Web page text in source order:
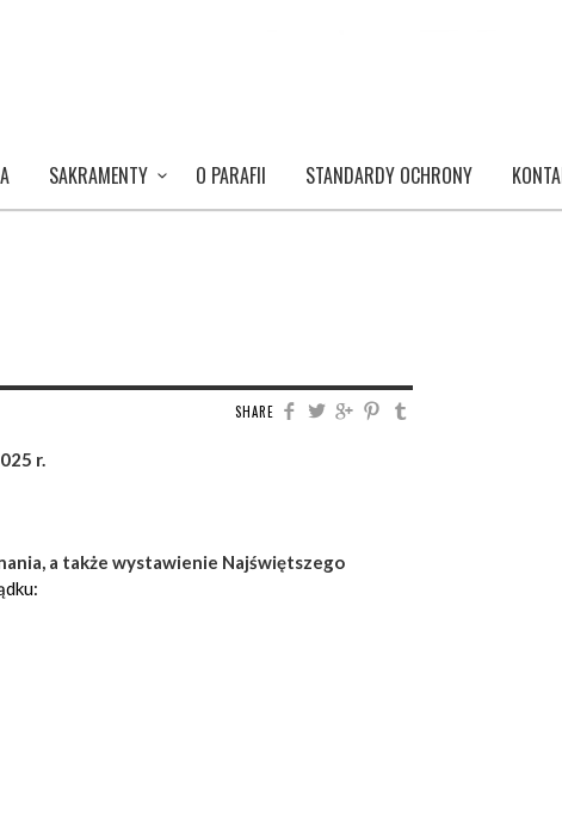
SAKRAMENTY O PARAFII STANDARDY OCHRONY
SHARE
r.
a także wystawienie Najświętszego